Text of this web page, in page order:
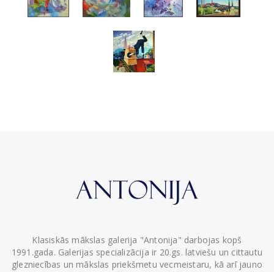
Klasiskās mākslas galerija "Antonija" darbojas kopš
1991.gada. Galerijas specializācija ir 20.gs. latviešu un cittautu
glezniecības un mākslas priekšmetu vecmeistaru, kā arī jauno